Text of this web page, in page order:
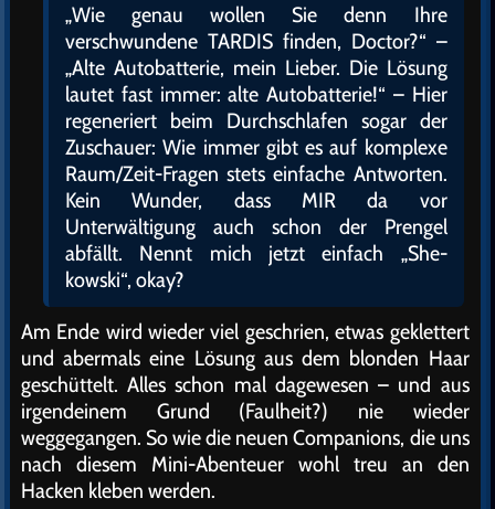
„Wie genau wollen Sie denn Ihre
verschwundene TARDIS finden, Doctor?“ –
„Alte Autobatterie, mein Lieber. Die Lösung
lautet fast immer: alte Autobatterie!“ – Hier
regeneriert beim Durchschlafen sogar der
Zuschauer: Wie immer gibt es auf komplexe
Raum/Zeit-Fragen stets einfache Antworten.
Kein Wunder, dass MIR da vor
Unterwältigung auch schon der Prengel
abfällt. Nennt mich jetzt einfach „She-
kowski“, okay?
Am Ende wird wieder viel geschrien, etwas geklettert
und abermals eine Lösung aus dem blonden Haar
geschüttelt. Alles schon mal dagewesen – und aus
irgendeinem Grund (Faulheit?) nie wieder
weggegangen. So wie die neuen Companions, die uns
nach diesem Mini-Abenteuer wohl treu an den
Hacken kleben werden.